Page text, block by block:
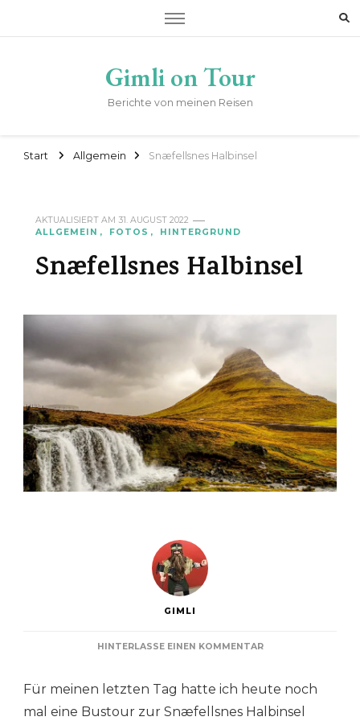
Gimli on Tour
Berichte von meinen Reisen
Start Allgemein Snæfellsnes Halbinsel
AKTUALISIERT AM 31. AUGUST 2022
ALLGEMEIN
FOTOS HINTERGRUND
Snæfellsnes Halbinsel
GIMLI
HINTERLASSE EINEN KOMMENTARZU
Für meinen letzten Tag hatte ich heute noch
mal eine Bustour zur Snæfellsnes Halbinsel